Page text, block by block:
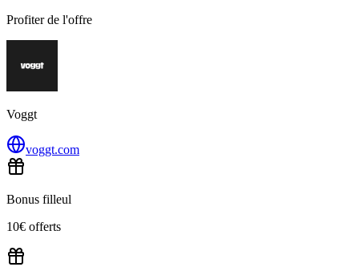
Profiter de l'offre
Voggt
voggt.com
Bonus filleul
10€ offerts